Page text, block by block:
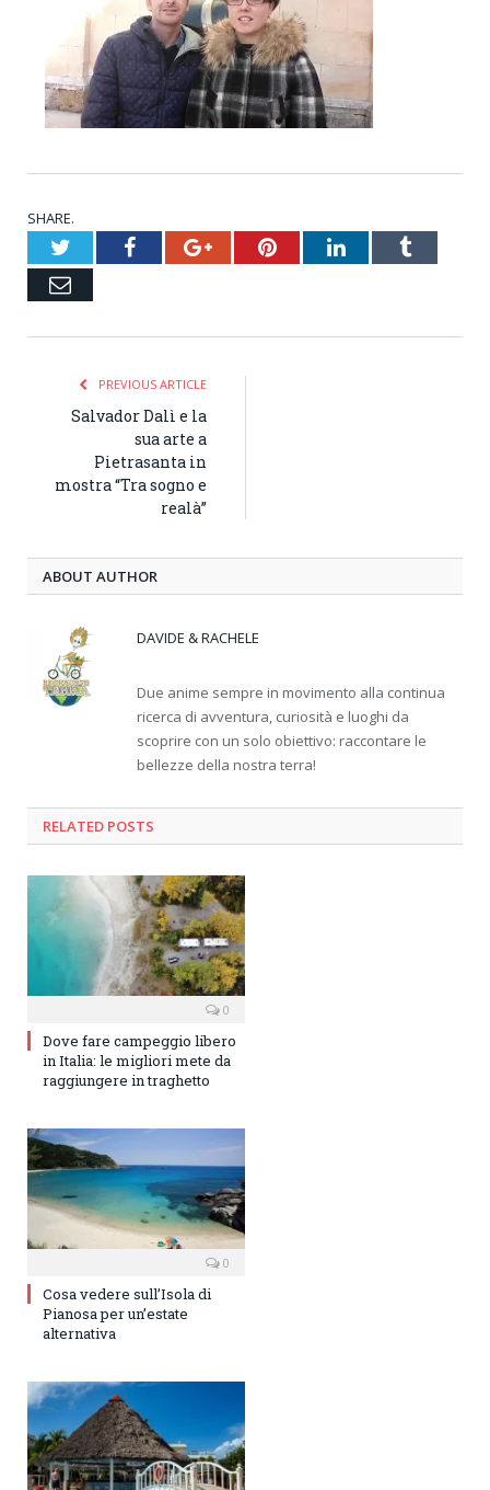
SHARE.
TwitterFacebookGoogle+PinterestLinkedInTumblr
Email
PREVIOUS ARTICLE
Salvador Dalì e la
sua arte a
Pietrasanta in
mostra “Tra sogno e
realà”
ABOUT AUTHOR
DAVIDE & RACHELE
Due anime sempre in movimento alla continua
ricerca di avventura, curiosità e luoghi da
scoprire con un solo obiettivo: raccontare le
bellezze della nostra terra!
RELATED POSTS
0
Dove fare campeggio libero
in Italia: le migliori mete da
raggiungere in traghetto
0
Cosa vedere sull’Isola di
Pianosa per un’estate
alternativa